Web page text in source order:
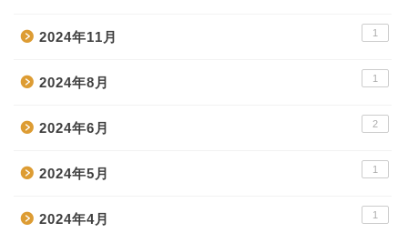
2024年11月 1
2024年8月 1
2024年6月 2
2024年5月 1
2024年4月 1